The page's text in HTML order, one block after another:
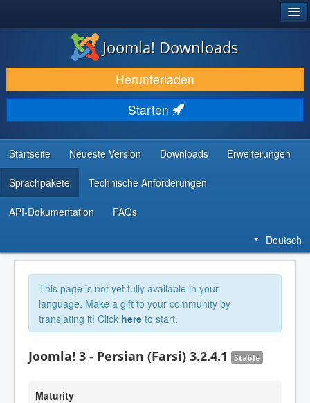
DOWNLOAD & ERWEITERN
ENTDECKEN & LERNEN
COMMUNITY & SUPPORT
RESSOURCEN FÜR ENTWICKLER
Joomla! Downloads
Herunterladen
Starten
Startseite Neueste Version Downloads Erweiterungen
Sprachpakete Technische Anforderungen
API-Dokumentation FAQs
Deutsch
This page is not yet fully available in your
language. Make a gift to your community by
translating it! Click here to start.
Joomla! 3 - Persian (Farsi) 3.2.4.1 Stable
Maturity